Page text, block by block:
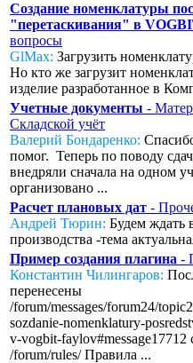
Создание номенклатуры
"перетаскивания" в
вопросы
GlMax: Загрузить
Но кто же загрузит
изделие разработанное в
Учетные документы -
Складской учёт
Валерий Бондаренко:
помог. Теперь по поводу
внедряли сначала на одном
организовано ...
Расчет плановых дат -
Андрей Тюрин: Будем ждать
производства -тема
Пример создания плагина -
Константин Чилингаров:
перенесены
/forum/messages/forum24/
sozdanie-nomenklatury-
v-vogbit-
/forum/rules/ Правила ...